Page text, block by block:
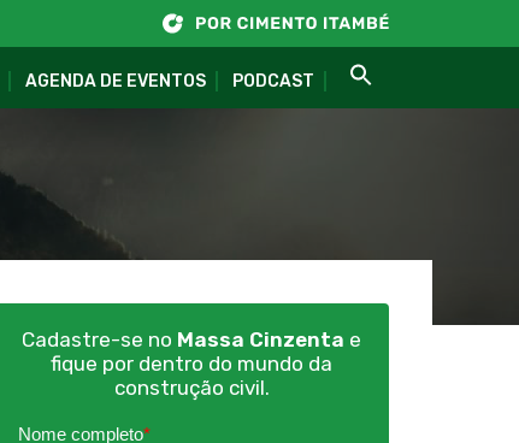
AGENDA DE EVENTOS PODCAST
Cadastre-se no Massa Cinzenta e
fique por dentro do mundo da
construção civil.